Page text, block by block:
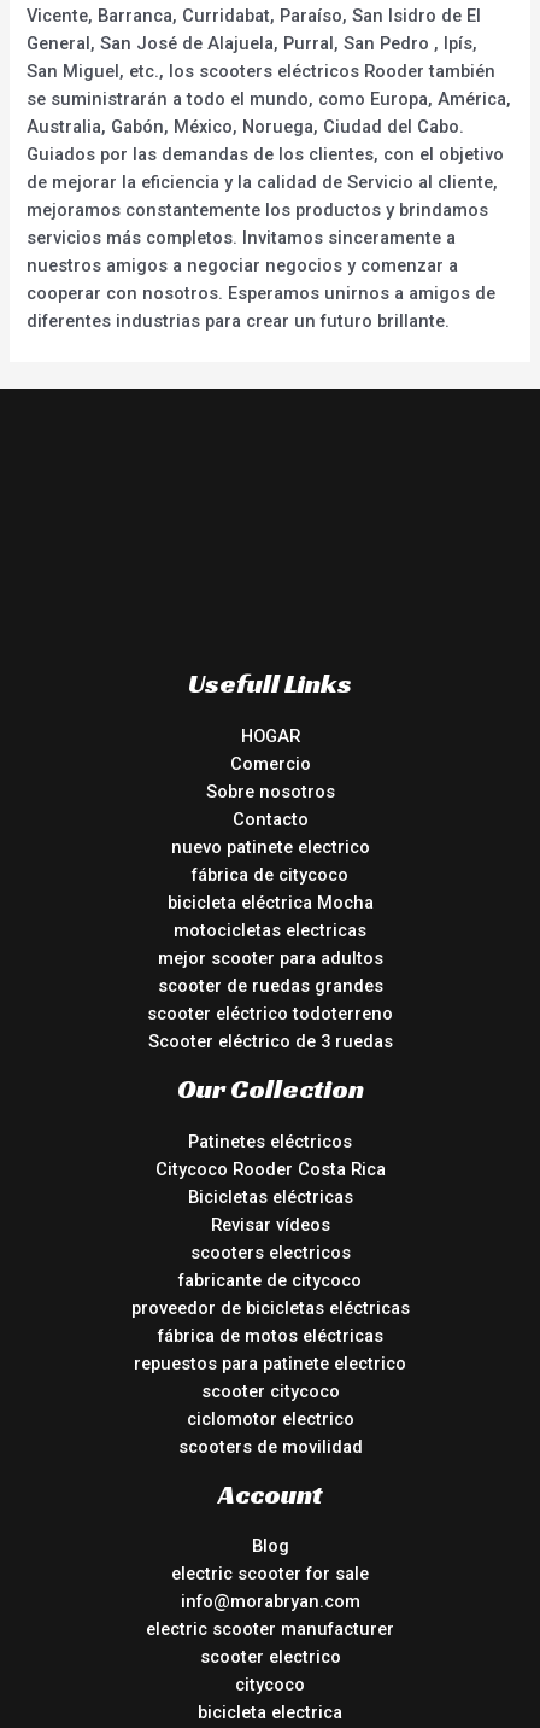
Vicente, Barranca, Curridabat, Paraíso, San Isidro de El
General, San José de Alajuela, Purral, San Pedro , Ipís,
San Miguel, etc., los scooters eléctricos Rooder también
se suministrarán a todo el mundo, como Europa, América,
Australia, Gabón, México, Noruega, Ciudad del Cabo.
Guiados por las demandas de los clientes, con el objetivo
de mejorar la eficiencia y la calidad de Servicio al cliente,
mejoramos constantemente los productos y brindamos
servicios más completos. Invitamos sinceramente a
nuestros amigos a negociar negocios y comenzar a
cooperar con nosotros. Esperamos unirnos a amigos de
diferentes industrias para crear un futuro brillante.
Usefull Links
HOGAR
Comercio
Sobre nosotros
Contacto
nuevo patinete electrico
fábrica de citycoco
bicicleta eléctrica Mocha
motocicletas electricas
mejor scooter para adultos
scooter de ruedas grandes
scooter eléctrico todoterreno
Scooter eléctrico de 3 ruedas
Our Collection
Patinetes eléctricos
Citycoco Rooder Costa Rica
Bicicletas eléctricas
Revisar vídeos
scooters electricos
fabricante de citycoco
proveedor de bicicletas eléctricas
fábrica de motos eléctricas
repuestos para patinete electrico
scooter citycoco
ciclomotor electrico
scooters de movilidad
Account
Blog
electric scooter for sale
info@morabryan.com
electric scooter manufacturer
scooter electrico
citycoco
bicicleta electrica